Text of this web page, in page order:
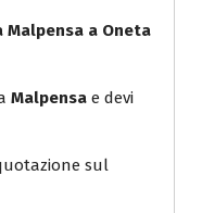
Malpensa a Oneta
Malpensa e devi
sul